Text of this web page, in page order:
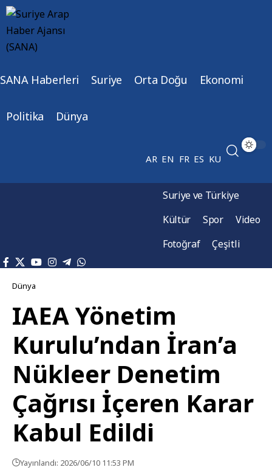
SANA Haberleri Suriye Orta Doğu Ekonomi
Politika Dünya
AR EN FR ES KU
Suriye ve Türkiye
Kültür
Spor
Video
Fotoğraf
Çeşitli
Dünya
IAEA Yönetim
Kurulu’ndan İran’a
Nükleer Denetim
Çağrısı İçeren Karar
Kabul Edildi
Yayınlandı: 2026/06/10 11:53 PM